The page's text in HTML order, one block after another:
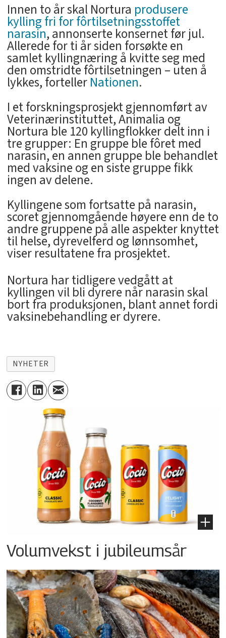
Innen to år skal Nortura produsere
kylling fri for fôrtilsetningsstoffet
narasin, annonserte konsernet før jul.
Allerede for ti år siden forsøkte en
samlet kyllingnæring å kvitte seg med
den omstridte fôrtilsetningen – uten å
lykkes, fortellerNationen.
I et forskningsprosjekt gjennomført av
Veterinærinstituttet, Animalia og
Nortura ble 120 kyllingflokker delt inn i
tre grupper: En gruppe ble fôret med
narasin, en annen gruppe ble behandlet
med vaksine og en siste gruppe fikk
ingen av delene.
Kyllingene som fortsatte på narasin,
scoret gjennomgående høyere enn de to
andre gruppene på alle aspekter knyttet
til helse, dyrevelferd og lønnsomhet,
viser resultatene fra prosjektet.
Nortura har tidligere vedgått at
kyllingen vil bli dyrere når narasin skal
bort fra produksjonen, blant annet fordi
vaksinebehandling er dyrere.
NYHETER
Volumvekst i jubileumsår